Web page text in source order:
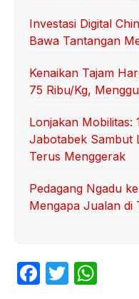
Investasi Digital
Bawa Tantangan
Kenaikan Tajam
75 Ribu/Kg,
Lonjakan Mobilitas:
Jabotabek Sambut
Terus Menggerak
Pedagang Ngadu
Mengapa Jualan di
F
T